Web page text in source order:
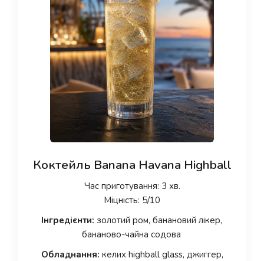
Коктейль Banana Havana Highball
Час приготування: 3 хв.
Міцність: 5/10
Інгредієнти: золотий ром, банановий лікер,
бананово-чайна содова
Обладнання: келих highball glass, джиггер,